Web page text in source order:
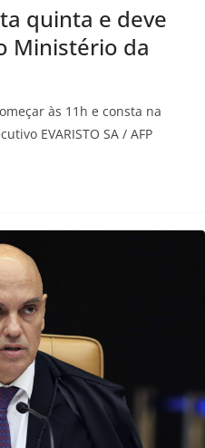
quinta e deve
Ministério da
às 11h e consta na
EVARISTO SA / AFP